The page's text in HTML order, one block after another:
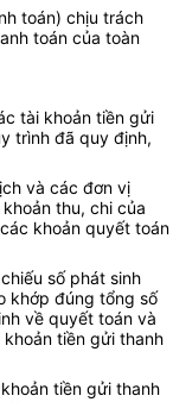
toán) chịu trách
toán của toàn
tài khoản tiền gửi
trình đã quy định,
và các đơn vị
thu, chi của
khoản quyết toán
số phát sinh
khớp đúng tổng số
về quyết toán và
tiền gửi thanh
tiền gửi thanh